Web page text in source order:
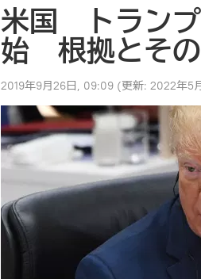
米国 トラン
始 根拠とそ
2019年9月26日, 09:09 (更新: 2022年5